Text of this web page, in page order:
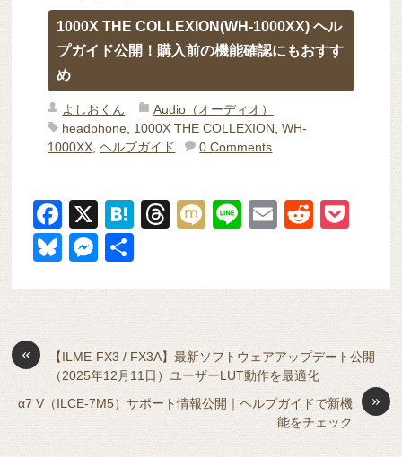
1000X THE COLLEXION(WH-1000XX) ヘル
プガイド公開！購入前の機能確認にもおすす
め
よしおくん
Audio（オーディオ）
headphone 1000X THE COLLEXION ,WH-
1000XX ,ヘルプガイド 0 Comments
F
a
c
e
b
o
o
k
X
H
n
a
T
a
s
M
Li
E
R
di et
Bl
sk
y
M
n
g
er
«
【ILME-FX3 / FX3A】最新ソフトウェアアップデート公開
（2025年12月11日）ユーザーLUT動作を最適化
»
α7 V（ILCE-7M5）サポート情報公開｜ヘルプガイドで新機
能をチェック